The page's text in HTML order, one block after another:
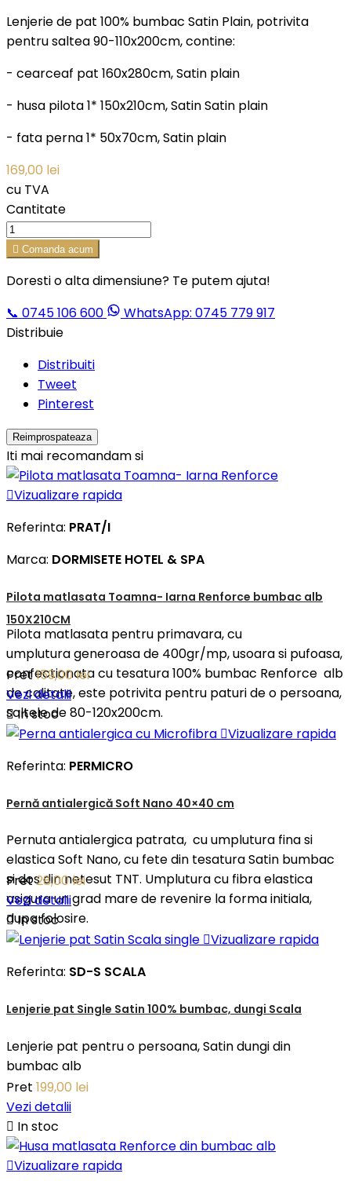
Lenjerie de pat 100% bumbac Satin Plain, potrivita
pentru saltea 90-110x200cm, contine:
- cearceaf pat 160x280cm, Satin plain
- husa pilota 1* 150x210cm, Satin Satin plain
- fata perna 1* 50x70cm, Satin plain
169,00 lei
cu TVA
Cantitate
 Comanda acum
Doresti o alta dimensiune? Te putem ajuta!
📞 0745 106 600
WhatsApp: 0745 779 917
Distribuie
Distribuiti
Tweet
Pinterest
Iti mai recomandam si
Vizualizare rapida
Referinta: PRAT/I
Marca: DORMISETE HOTEL & SPA
Pilota matlasata Toamna- Iarna Renforce bumbac alb
150X210CM
Pilota matlasata pentru primavara, cu
umplutura generoasa de 400gr/mp, usoara si pufoasa,
confectionata cu tesatura 100% bumbac Renforce alb
de calitate, este potrivita pentru paturi de o persoana,
saltele de 80-120x200cm.
Pret159,00 lei
Vezi detalii
In stoc
Vizualizare rapida
Referinta: PERMICRO
Pernă antialergică Soft Nano 40×40 cm
Pernuta antialergica patrata, cu umplutura fina si
elastica Soft Nano, cu fete din tesatura Satin bumbac
si dos din netesut TNT. Umplutura cu fibra elastica
asigura un grad mare de revenire la forma initiala,
dupa folosire.
Pret28,00 lei
Vezi detalii
In stoc
Vizualizare rapida
Referinta: SD-S SCALA
Lenjerie pat Single Satin 100% bumbac, dungi Scala
Lenjerie pat pentru o persoana, Satin dungi din
bumbac alb
Pret 199,00 lei
Vezi detalii
 In stoc
Vizualizare rapida